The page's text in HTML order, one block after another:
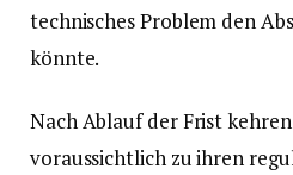
technisches Problem den
könnte.
Nach Ablauf der Frist
voraussichtlich zu ihren